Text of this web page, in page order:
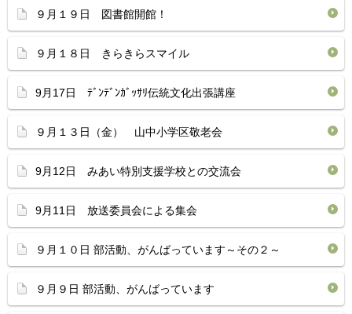
９月１９日 図書館開館！
９月１８日 きらきらスマイル
9月17日 ﾃﾞﾝﾃﾞﾝｶﾞｯｻﾘ伝統文化出張講座
９月１３日（金） 山中小学区敬老会
9月12日 みあい特別支援学校との交流会
9月11日 放送委員会による集会
９月１０日 部活動、がんばっています～その２～
９月９日 部活動、がんばっています